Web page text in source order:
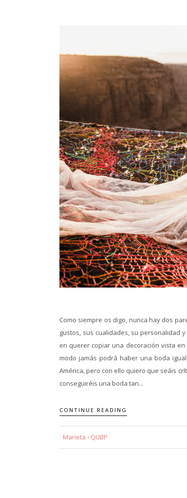
Como siempre os digo, nunca hay dos
gustos, sus cualidades, su personalidad
en querer copiar una decoración vista
modo jamás podrá haber una boda
América, pero con ello quiero que seáis
conseguiréis una boda tan...
CONTINUE READING
Marieta - QUBP